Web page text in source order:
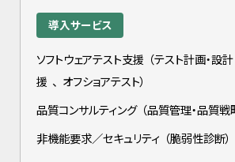
導入サービス
ソフトウェアテスト支援 （テスト計画・設計
援 、 オフショアテスト）
品質コンサルティング （品質管理・品質戦
非機能要求／セキュリティ （脆弱性診断）